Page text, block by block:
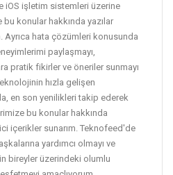
iOS işletim sistemleri üzerine
bu konular hakkında yazılar
Ayrıca hata çözümleri konusunda
paylaşmayı,
pratik fikirler ve öneriler sunmayı
hızla gelişen
en son yenilikleri takip ederek
bu konular hakkında
içerikler sunarım. Teknofeed'de
yardımcı olmayı ve
bireyler üzerindeki olumlu